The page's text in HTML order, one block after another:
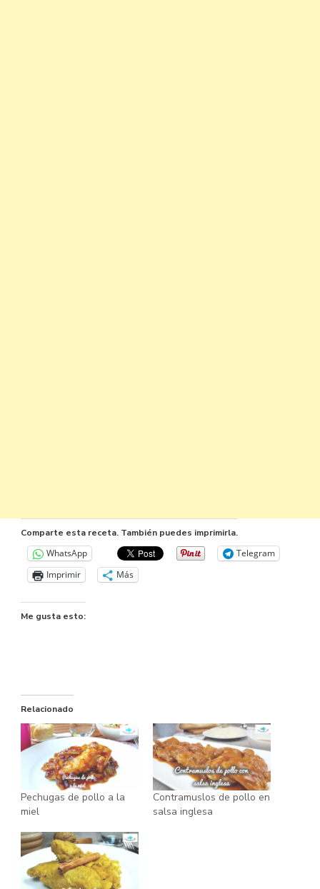
Comparte esta receta. También puedes imprimirla.
WhatsApp
Telegram
Imprimir
Más
Me gusta esto:
Relacionado
Pechugas de pollo a la
miel
Contramuslos de pollo en
salsa inglesa